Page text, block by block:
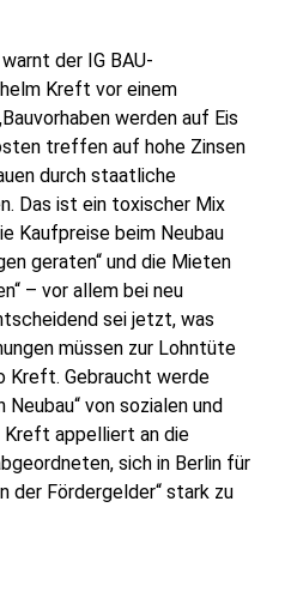
der IG BAU-
Kreft vor einem
werden auf Eis
treffen auf hohe Zinsen
durch staatliche
Das ist ein toxischer Mix
Kaufpreise beim Neubau
geraten“ und die Mieten
– vor allem bei neu
sei jetzt, was
müssen zur Lohntüte
Kreft. Gebraucht werde
von sozialen und
Kreft appelliert an die
sich in Berlin für
der Fördergelder“ stark zu